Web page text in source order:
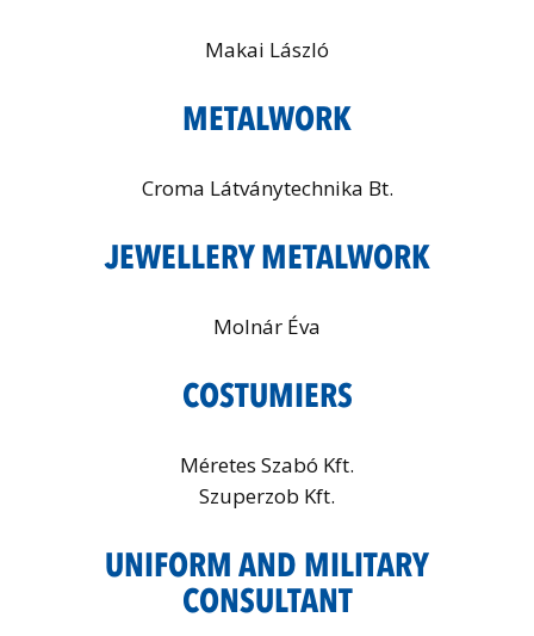
Makai László
METALWORK
Croma Látványtechnika Bt.
JEWELLERY METALWORK
Molnár Éva
COSTUMIERS
Méretes Szabó Kft.
Szuperzob Kft.
UNIFORM AND MILITARY
CONSULTANT